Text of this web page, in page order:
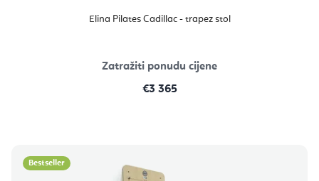
Elina Pilates Cadillac - trapez stol
Zatražiti ponudu cijene
€3 365
Bestseller